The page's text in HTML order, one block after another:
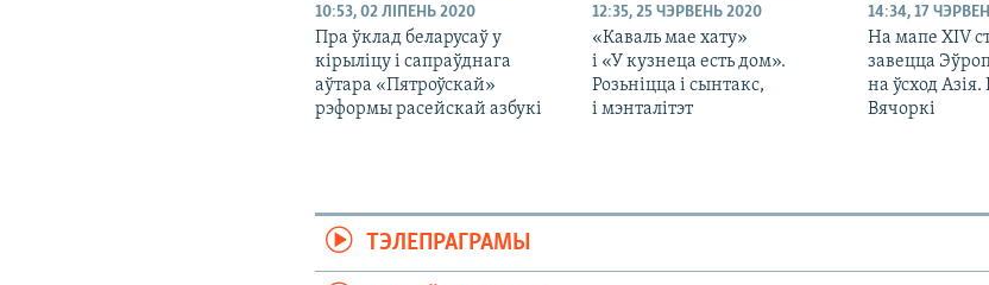
10:53, 02 ЛІПЕНЬ 2020
Пра ўклад беларусаў у
кірыліцу і сапраўднага
аўтара «Пятроўскай»
рэформы расейскай азбукі
12:35, 25 ЧЭРВЕНЬ 2020
«Каваль мае хату»
і «У кузнеца есть дом».
Розьніцца і сынтакс,
і мэнталітэт
14:34, 17
На мапе XIV
завецца
на ўсход
Вячоркі
ТЭЛЕПРАГРАМЫ